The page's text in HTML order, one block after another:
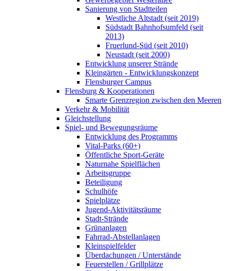
Sanierung von Stadtteilen
Westliche Altstadt (seit 2019)
Südstadt Bahnhofsumfeld (seit
2013)
Fruerlund-Süd (seit 2010)
Neustadt (seit 2000)
Entwicklung unserer Strände
Kleingärten - Entwicklungskonzept
Flensburger Campus
Flensburg & Kooperationen
Smarte Grenzregion zwischen den Meeren
Verkehr & Mobilität
Gleichstellung
Spiel- und Bewegungsräume
Entwicklung des Programms
Vital-Parks (60+)
Öffentliche Sport-Geräte
Naturnahe Spielflächen
Arbeitsgruppe
Beteiligung
Schulhöfe
Spielplätze
Jugend-Aktivitätsräume
Stadt-Strände
Grünanlagen
Fahrrad-Abstellanlagen
Kleinspielfelder
Überdachungen / Unterstände
Feuerstellen / Grillplätze